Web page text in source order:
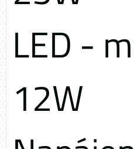
LED -
12W